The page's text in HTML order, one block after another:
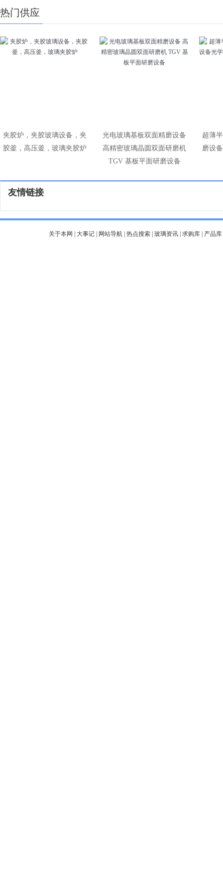
热门供应
夹胶炉，夹胶玻璃设备，夹
胶釜，高压釜，玻璃夹胶炉
光电玻璃基板双面精磨设备
高精密玻璃晶圆双面研磨机
TGV 基板平面研磨设备
超薄
磨设
友情链接
关于本网 大事记 网站导航 热点搜索 玻璃资讯 求购库 产品库